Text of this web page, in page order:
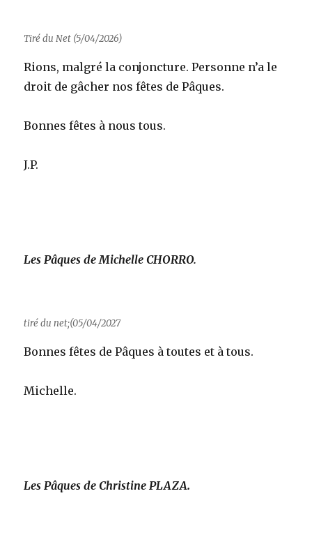
Tiré du Net (5/04/2026)
Rions, malgré la conjoncture. Personne n’a le
droit de gâcher nos fêtes de Pâques.
Bonnes fêtes à nous tous.
J.P.
Les Pâques de Michelle CHORRO.
tiré du net;(05/04/2027
Bonnes fêtes de Pâques à toutes et à tous.
Michelle.
Les Pâques de Christine PLAZA.